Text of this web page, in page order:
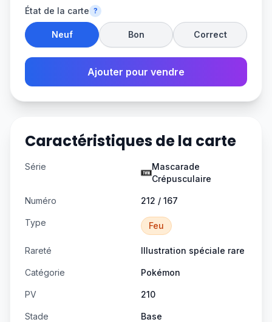
État de la carte ?
Neuf Bon Correct
Ajouter pour vendre
Caractéristiques de la carte
Série
Mascarade
Crépusculaire
Numéro 212 / 167
Type Feu
Rareté Illustration spéciale rare
Catégorie Pokémon
PV 210
Stade Base